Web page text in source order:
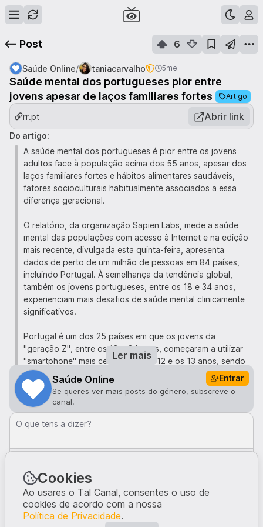
Post 6
Saúde Online/ taniacarvalho 5me
Saúde mental dos portugueses pior entre
jovens apesar de laços familiares fortes
Artigo
rr.pt Abrir link
Do artigo:
A saúde mental dos portugueses é pior entre os jovens
adultos face à população acima dos 55 anos, apesar dos
laços familiares fortes e hábitos alimentares saudáveis,
fatores socioculturais habitualmente associados a essa
diferença geracional.
O relatório, da organização Sapien Labs, mede a saúde
mental das populações com acesso à Internet e na edição
mais recente, divulgada esta quinta-feira, apresenta
dados de perto de um milhão de pessoas em 84 países,
incluindo Portugal. À semelhança da tendência global,
também os jovens portugueses, entre os 18 e 34 anos,
experienciam mais desafios de saúde mental clinicamente
significativos.
Portugal é um dos 25 países em que os jovens da
"geração Z", entre os 18 e 24 anos, começaram a utilizar
"smartphone" mais cedo, entre os 12 e os 13 anos, sendo
que o acesso precoce a "smartphones" está associado ao
aumento de ideação suicida, agressão e outros problemas
na vida adulta.
Outro dos aspetos em que Portugal surge destacado diz
depressivos "significativamente mais baixos". Em 18.º
percentagem de jovens adultos com laços familiares fortes
é mais próxima da registada entre os adultos acima dos
55 anos.
Ler mais
Saúde Online Entrar
Se queres ver mais posts do género, subscreve o
canal.
O que tens a dizer?
Comentários · 1
PatMac93 5me
Laços familiares fortes 😅 tem piada essa expressão.
2
Cookies
Ao usares o Tal Canal, consentes o uso de
cookies de acordo com a nossa
Política de Privacidade.